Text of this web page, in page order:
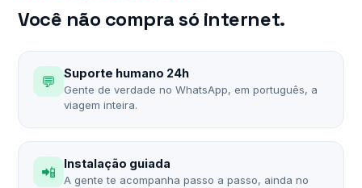
Você não compra só internet.
💬 Suporte humano 24h
Gente de verdade no WhatsApp, em português, a
viagem inteira.
📲 Instalação guiada
A gente te acompanha passo a passo, ainda no